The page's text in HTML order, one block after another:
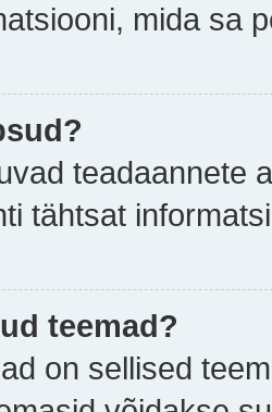
mida sa
teadaannete
tähtsat
teemad?
on sellised